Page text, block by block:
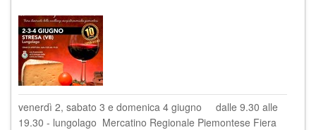
venerdì 2, sabato 3 e domenica 4 giugno dalle 9.30 alle
19.30 - lungolago Mercatino Regionale Piemontese Fiera